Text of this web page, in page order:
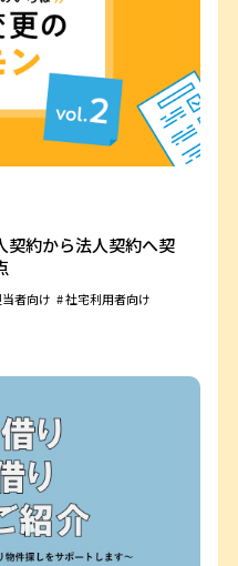
契約から法人契約へ契
者向け
社宅利用者向け